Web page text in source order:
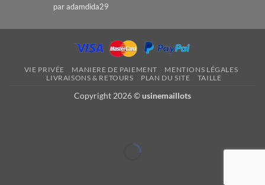
Note5sur
5
par adamdida29
VIE PRIVÉE MANIERE DE PAIEMENT
MENTIONS LÉGALES
LIVRAISONS & RETOURS
PLAN DU SITE TAILLE
Copyright 2026 ©usinemaillots